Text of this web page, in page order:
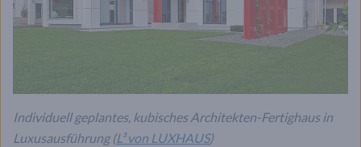
Individuell geplantes, kubisches Architekten-Fertighaus in
Luxusausführung (L³ von LUXHAUS)